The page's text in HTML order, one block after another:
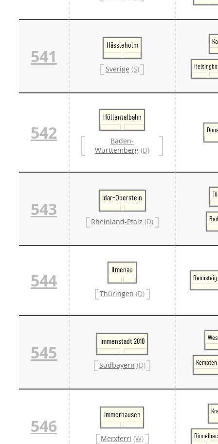
541
Hässleholm
Sverige (S)
542
Höllentalbahn
Baden-
Württemberg (D)
543
Idar-Oberstein
Rheinland-Pfalz (D)
544
Ilmenau
Thüringen (D)
Rennsteig
545
Immenstadt 2010
Südbayern (D) Kempten
546
Immerhausen
Merxferri (W)